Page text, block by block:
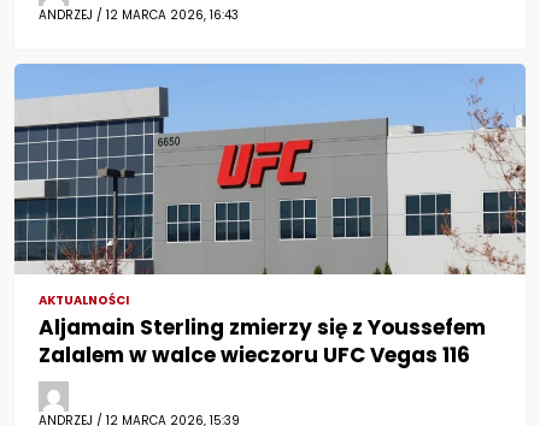
ANDRZEJ / 12 MARCA 2026, 16:43
AKTUALNOŚCI
Aljamain Sterling zmierzy się z Youssefem
Zalalem w walce wieczoru UFC Vegas 116
ANDRZEJ / 12 MARCA 2026, 15:39